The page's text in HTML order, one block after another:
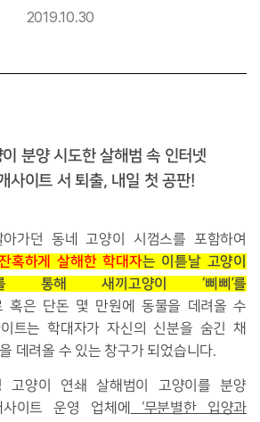
2019.10.30
분양 시도한 살해범 속 인터넷
사이트 서 퇴출, 내일 첫 공판!
가던 동네 고양이 시껌스를 포함하여
혹하게 살해한 학대자는 이튿날 고양이
트를 통해 새끼고양이 ‘삐삐’를
혹은 단돈 몇 만원에 동물을 데려올 수
트는 학대자가 자신의 신분을 숨긴 채
데려올 수 있는 창구가 되었습니다.
고양이 연쇄 살해범이 고양이를 분양
사이트 운영 업체에
‘무분별한 입양과